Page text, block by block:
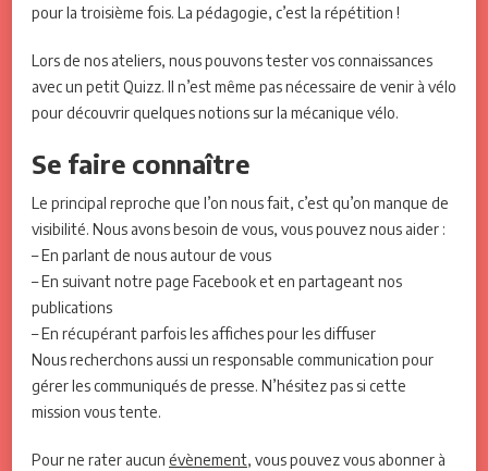
pour la troisième fois. La pédagogie, c’est la répétition !
Lors de nos ateliers, nous pouvons tester vos connaissances
avec un petit Quizz. Il n’est même pas nécessaire de venir à vélo
pour découvrir quelques notions sur la mécanique vélo.
Se faire connaître
Le principal reproche que l’on nous fait, c’est qu’on manque de
visibilité. Nous avons besoin de vous, vous pouvez nous aider :
– En parlant de nous autour de vous
– En suivant notre page Facebook et en partageant nos
publications
– En récupérant parfois les affiches pour les diffuser
Nous recherchons aussi un responsable communication pour
gérer les communiqués de presse. N’hésitez pas si cette
mission vous tente.
Pour ne rater aucun évènement, vous pouvez vous abonner à